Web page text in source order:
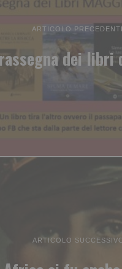
ARTICOLO
dei libri
ARTICOLO